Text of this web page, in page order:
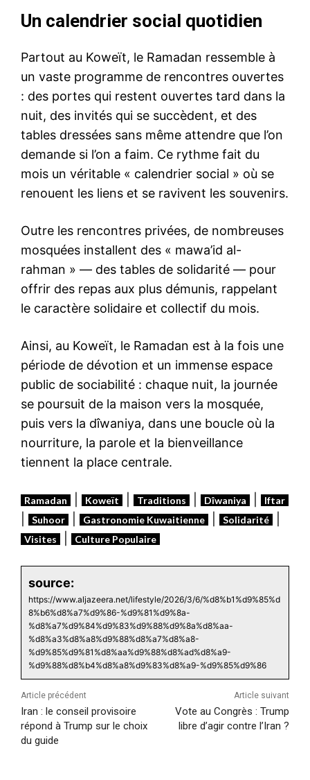
Un calendrier social quotidien
Partout au Koweït, le Ramadan ressemble à
un vaste programme de rencontres ouvertes
: des portes qui restent ouvertes tard dans la
nuit, des invités qui se succèdent, et des
tables dressées sans même attendre que l’on
demande si l’on a faim. Ce rythme fait du
mois un véritable « calendrier social » où se
renouent les liens et se ravivent les souvenirs.
Outre les rencontres privées, de nombreuses
mosquées installent des « mawa’id al-
rahman » — des tables de solidarité — pour
offrir des repas aux plus démunis, rappelant
le caractère solidaire et collectif du mois.
Ainsi, au Koweït, le Ramadan est à la fois une
période de dévotion et un immense espace
public de sociabilité : chaque nuit, la journée
se poursuit de la maison vers la mosquée,
puis vers la dîwaniya, dans une boucle où la
nourriture, la parole et la bienveillance
tiennent la place centrale.
Ramadan Koweït Traditions Dîwaniya Iftar
Suhoor Gastronomie Kuwaitienne Solidarité
Visites Culture Populaire
source:
https://www.aljazeera.net/lifestyle/2026/3/6/%d8%b1%d9%85%d
8%b6%d8%a7%d9%86-%d9%81%d9%8a-
%d8%a7%d9%84%d9%83%d9%88%d9%8a%d8%aa-
%d8%a3%d8%a8%d9%88%d8%a7%d8%a8-
%d9%85%d9%81%d8%aa%d9%88%d8%ad%d8%a9-
%d9%88%d8%b4%d8%a8%d9%83%d8%a9-%d9%85%d9%86
Article précédent
Iran : le conseil provisoire
répond à Trump sur le choix
du guide
Article suivant
Vote au Congrès : Trump
libre d’agir contre l’Iran ?